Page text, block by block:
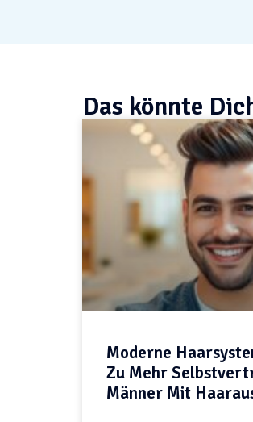
Das könnte
Moderne
Zu Mehr
Männer Mit